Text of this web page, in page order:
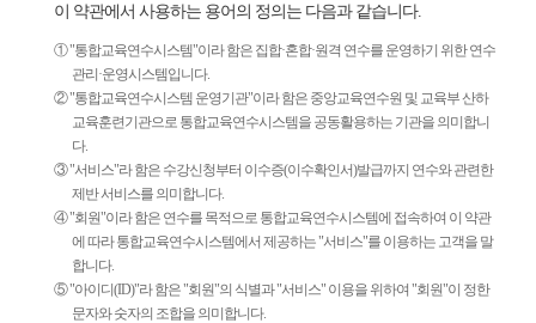
이 약관에서 사용하는 용어의 정의는 다음과 같습니다.
① "통합교육연수시스템"이라 함은 집합·혼합·원격 연수를 운영하기 위한 연수
관리·운영시스템입니다.
② "통합교육연수시스템 운영기관"이라 함은 중앙교육연수원 및 교육부 산하
교육훈련기관으로 통합교육연수시스템을 공동활용하는 기관을 의미합니
다.
③ "서비스"라 함은 수강신청부터 이수증(이수확인서)발급까지 연수와 관련한
제반 서비스를 의미합니다.
④ "회원"이라 함은 연수를 목적으로 통합교육연수시스템에 접속하여 이 약관
에 따라 통합교육연수시스템에서 제공하는 "서비스"를 이용하는 고객을 말
합니다.
⑤ "아이디(ID)"라 함은 "회원"의 식별과 "서비스" 이용을 위하여 "회원"이 정한
문자와 숫자의 조합을 의미합니다.